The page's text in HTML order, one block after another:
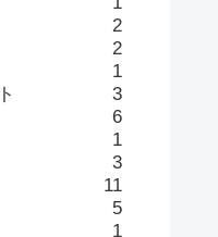
2
2
1
3
6
1
3
11
5
1